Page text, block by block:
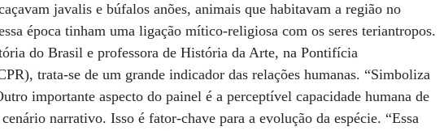
javalis e búfalos anões, animais que habitavam a região no
época tinham uma ligação mítico-religiosa com os seres teriantropos.
do Brasil e professora de História da Arte, na Pontifícia
trata-se de um grande indicador das relações humanas. “Simboliza
importante aspecto do painel é a perceptível capacidade humana de
narrativo. Isso é fator-chave para a evolução da espécie. “Essa